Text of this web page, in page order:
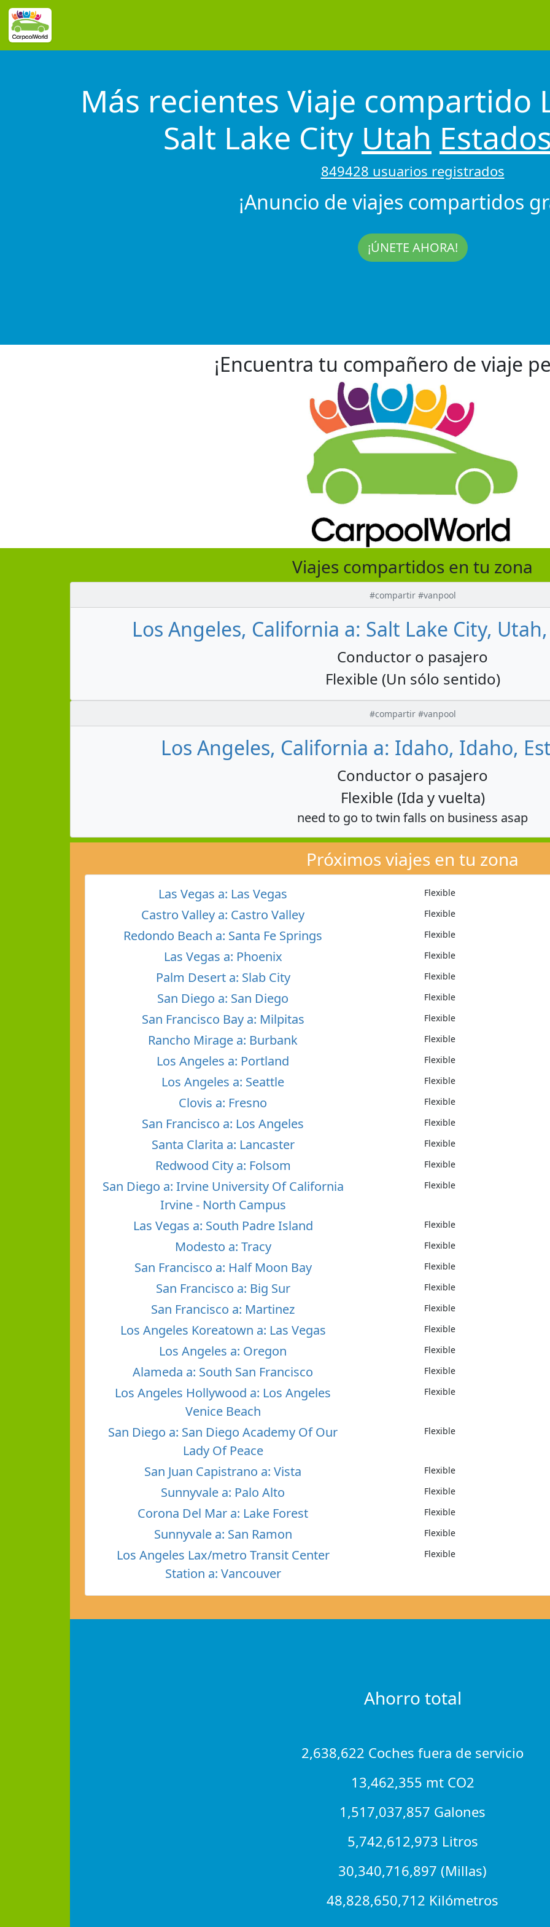
Más recientes Viaje compartido
Salt Lake City Utah
849428 usuarios registrados
¡Anuncio de viajes compartidos
¡ÚNETE AHORA!
¡Encuentra tu compañero de viaje
Viajes compartidos en tu zona
#compartir #vanpool
Los Angeles, California a: Salt Lake City,
Conductor o pasajero
Flexible (Un sólo sentido)
#compartir #vanpool
Los Angeles, California a: Idaho, Idaho,
Conductor o pasajero
Flexible (Ida y vuelta)
need to go to twin falls on business asap
Próximos viajes en tu zona
Las Vegas a: Las Vegas Flexible
Castro Valley a: Castro Valley Flexible
Redondo Beach a: Santa Fe Springs Flexible
Las Vegas a: Phoenix Flexible
Palm Desert a: Slab City Flexible
San Diego a: San Diego Flexible
San Francisco Bay a: Milpitas Flexible
Rancho Mirage a: Burbank Flexible
Los Angeles a: Portland Flexible
Los Angeles a: Seattle Flexible
Clovis a: Fresno Flexible
San Francisco a: Los Angeles Flexible
Santa Clarita a: Lancaster Flexible
Redwood City a: Folsom Flexible
San Diego a: Irvine University Of California
Irvine - North Campus
Flexible
Las Vegas a: South Padre Island Flexible
Modesto a: Tracy Flexible
San Francisco a: Half Moon Bay Flexible
San Francisco a: Big Sur Flexible
San Francisco a: Martinez Flexible
Los Angeles Koreatown a: Las Vegas Flexible
Los Angeles a: Oregon Flexible
Alameda a: South San Francisco Flexible
Los Angeles Hollywood a: Los Angeles
Venice Beach
Flexible
San Diego a: San Diego Academy Of Our
Lady Of Peace
Flexible
San Juan Capistrano a: Vista Flexible
Sunnyvale a: Palo Alto Flexible
Corona Del Mar a: Lake Forest Flexible
Sunnyvale a: San Ramon Flexible
Los Angeles Lax/metro Transit Center
Station a: Vancouver
Flexible
Ahorro total
2,638,622 Coches fuera de servicio
13,462,355 mt CO2
1,517,037,857 Galones
5,742,612,973 Litros
30,340,716,897 (Millas)
48,828,650,712 Kilómetros